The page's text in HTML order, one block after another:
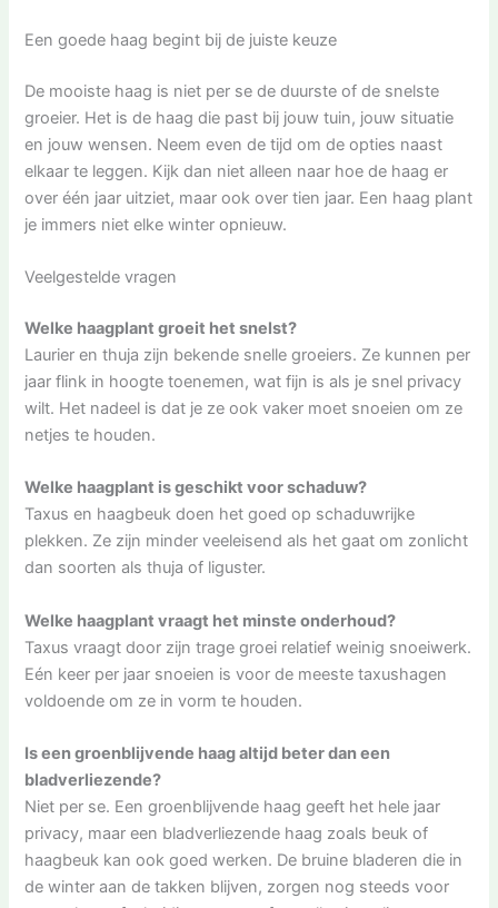
Een goede haag begint bij de juiste keuze
De mooiste haag is niet per se de duurste of de snelste
groeier. Het is de haag die past bij jouw tuin, jouw situatie
en jouw wensen. Neem even de tijd om de opties naast
elkaar te leggen. Kijk dan niet alleen naar hoe de haag er
over één jaar uitziet, maar ook over tien jaar. Een haag plant
je immers niet elke winter opnieuw.
Veelgestelde vragen
Welke haagplant groeit het snelst?
Laurier en thuja zijn bekende snelle groeiers. Ze kunnen per
jaar flink in hoogte toenemen, wat fijn is als je snel privacy
wilt. Het nadeel is dat je ze ook vaker moet snoeien om ze
netjes te houden.
Welke haagplant is geschikt voor schaduw?
Taxus en haagbeuk doen het goed op schaduwrijke
plekken. Ze zijn minder veeleisend als het gaat om zonlicht
dan soorten als thuja of liguster.
Welke haagplant vraagt het minste onderhoud?
Taxus vraagt door zijn trage groei relatief weinig snoeiwerk.
Eén keer per jaar snoeien is voor de meeste taxushagen
voldoende om ze in vorm te houden.
Is een groenblijvende haag altijd beter dan een
bladverliezende?
Niet per se. Een groenblijvende haag geeft het hele jaar
privacy, maar een bladverliezende haag zoals beuk of
haagbeuk kan ook goed werken. De bruine bladeren die in
de winter aan de takken blijven, zorgen nog steeds voor